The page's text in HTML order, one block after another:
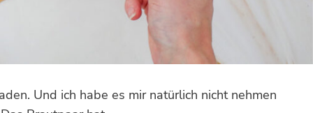
Und ich habe es mir natürlich nicht nehmen